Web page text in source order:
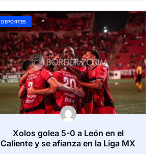
DEPORTES
Xolos golea 5-0 a León en el
Caliente y se afianza en la Liga MX